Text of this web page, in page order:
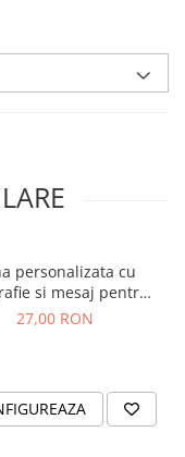
personalizata cu
si mesaj pentru
cadou 8 martie
27,00 RON